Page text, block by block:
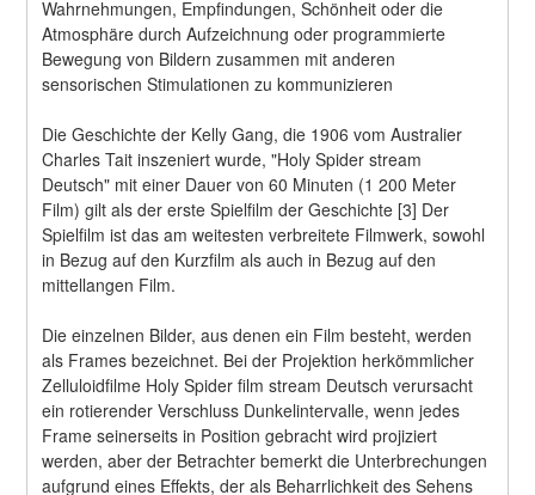
Wahrnehmungen, Empfindungen, Schönheit oder die
Atmosphäre durch Aufzeichnung oder programmierte
Bewegung von Bildern zusammen mit anderen
sensorischen Stimulationen zu kommunizieren
Die Geschichte der Kelly Gang, die 1906 vom Australier
Charles Tait inszeniert wurde, "Holy Spider stream
Deutsch" mit einer Dauer von 60 Minuten (1 200 Meter
Film) gilt als der erste Spielfilm der Geschichte [3] Der
Spielfilm ist das am weitesten verbreitete Filmwerk, sowohl
in Bezug auf den Kurzfilm als auch in Bezug auf den
mittellangen Film.
Die einzelnen Bilder, aus denen ein Film besteht, werden
als Frames bezeichnet. Bei der Projektion herkömmlicher
Zelluloidfilme Holy Spider film stream Deutsch verursacht
ein rotierender Verschluss Dunkelintervalle, wenn jedes
Frame seinerseits in Position gebracht wird projiziert
werden, aber der Betrachter bemerkt die Unterbrechungen
aufgrund eines Effekts, der als Beharrlichkeit des Sehens